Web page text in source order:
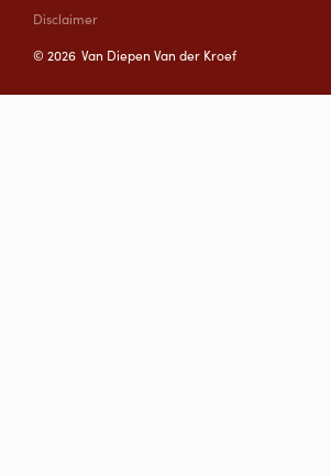
© 2026 Van Diepen Van der Kroef
Disclaimer